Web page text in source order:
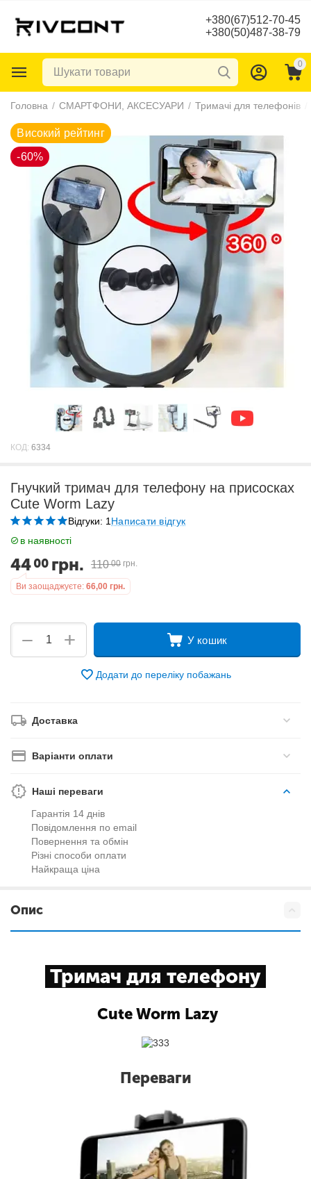
+380(67)512-70-45
+380(50)487-38-79
0
Головна / СМАРТФОНИ, АКСЕСУАРИ / Тримачі для телефонів
КОД: 6334
Гнучкий тримач для телефону на присосках
Cute Worm Lazy
Відгуки: 1 Написати відгук
в наявності
4400 грн. 110 00 грн.
Ви заощаджуєте: 66,00 грн.
+
− У кошик
Додати до переліку побажань
Доставка
Варіанти оплати
Наші переваги
Гарантія 14 днів
Повідомлення по email
Повернення та обмін
Різні способи оплати
Найкраща ціна
Опис
Тримач для телефону
Cute Worm Lazy
Переваги